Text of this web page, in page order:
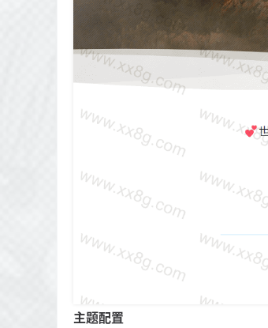
主题配置